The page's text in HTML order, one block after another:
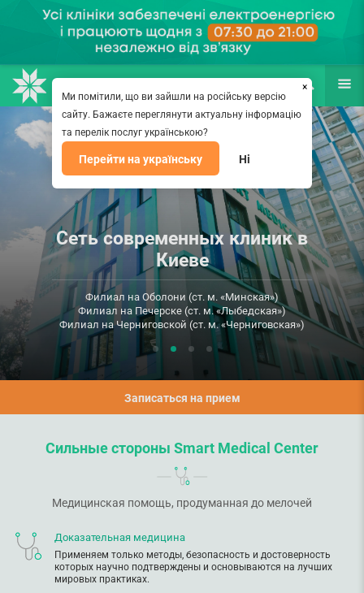
(067) 127-03-03
ПОИСК ЕЩЁ
Сеть современных клиник в
Киеве
Филиал на Оболони (ст. м. «Минская»)
Филиал на Печерске (ст. м. «Лыбедская»)
Филиал на Черниговской (ст. м. «Черниговская»)
Записаться на прием
Сильные стороны Smart Medical Center
Медицинская помощь, продуманная до мелочей
Доказательная медицина
Применяем только методы, безопасность и достоверность
которых научно подтверждены и основываются на лучших
мировых практиках.
×
Ми помітили, що ви зайшли на російську версію
сайту. Бажаєте переглянути актуальну інформацію
та перелік послуг українською?
Перейти на українську Ні